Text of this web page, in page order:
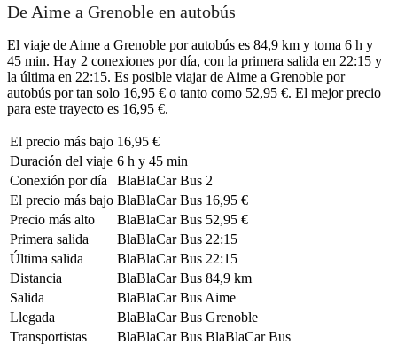
De Aime a Grenoble en autobús
El viaje de Aime a Grenoble por autobús es 84,9 km y toma 6 h y
45 min. Hay 2 conexiones por día, con la primera salida en 22:15 y
la última en 22:15. Es posible viajar de Aime a Grenoble por
autobús por tan solo 16,95 € o tanto como 52,95 €. El mejor precio
para este trayecto es 16,95 €.
El precio más bajo 16,95 €
Duración del viaje 6 h y 45 min
Conexión por día
BlaBlaCar Bus 2
El precio más bajo BlaBlaCar Bus 16,95 €
Precio más alto
BlaBlaCar Bus 52,95 €
Primera salida
BlaBlaCar Bus 22:15
Última salida
BlaBlaCar Bus 22:15
Distancia
BlaBlaCar Bus 84,9 km
Salida
BlaBlaCar Bus Aime
Llegada
BlaBlaCar Bus Grenoble
Transportistas
BlaBlaCar Bus BlaBlaCar Bus
©CARTO, ©OpenStreetMap